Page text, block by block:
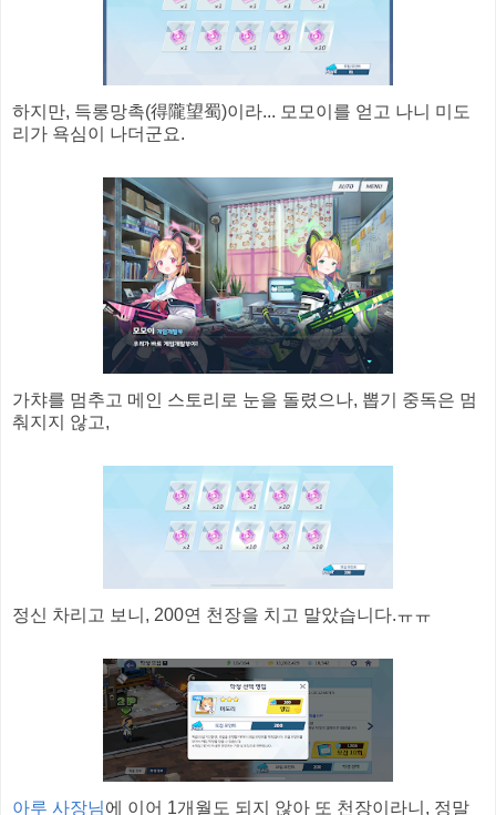
하지만, 득롱망촉(得隴望蜀)이라... 모모이를 얻고 나니 미도
리가 욕심이 나더군요.
가챠를 멈추고 메인 스토리로 눈을 돌렸으나, 뽑기 중독은 멈
춰지지 않고,
정신 차리고 보니, 200연 천장을 치고 말았습니다.ㅠㅠ
아루 사장님에 이어 1개월도 되지 않아 또 천장이라니, 정말